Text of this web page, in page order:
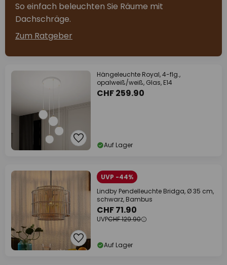
So einfach beleuchten Sie Räume mit
Dachschräge.
Zum Ratgeber
Hängeleuchte Royal, 4-flg.,
opalweiß/weiß, Glas, E14
CHF 259.90
Auf Lager
UVP -44%
Lindby Pendelleuchte Bridga, Ø 35 cm,
schwarz, Bambus
CHF 71.90
UVPCHF 129.90
Auf Lager